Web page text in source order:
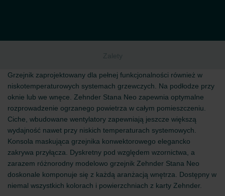
Zalety
Grzejnik zaprojektowany dla pełnej funkcjonalności również w
niskotemperaturowych systemach grzewczych. Na podłodze przy
oknie lub we wnęce. Zehnder Stana Neo zapewnia optymalne
rozprowadzenie ogrzanego powietrza w całym pomieszczeniu.
Ciche, wbudowane wentylatory zapewniają jeszcze większą
wydajność nawet przy niskich temperaturach systemowych.
Konsola maskująca grzejnika konwektorowego elegancko
zakrywa przyłącza. Dyskretny pod względem wzornictwa, a
zarazem różnorodny modelowo grzejnik Zehnder Stana Neo
doskonale komponuje się z każdą aranżacją wnętrza. Dostępny w
niemal wszystkich kolorach i powierzchniach z karty Zehnder.